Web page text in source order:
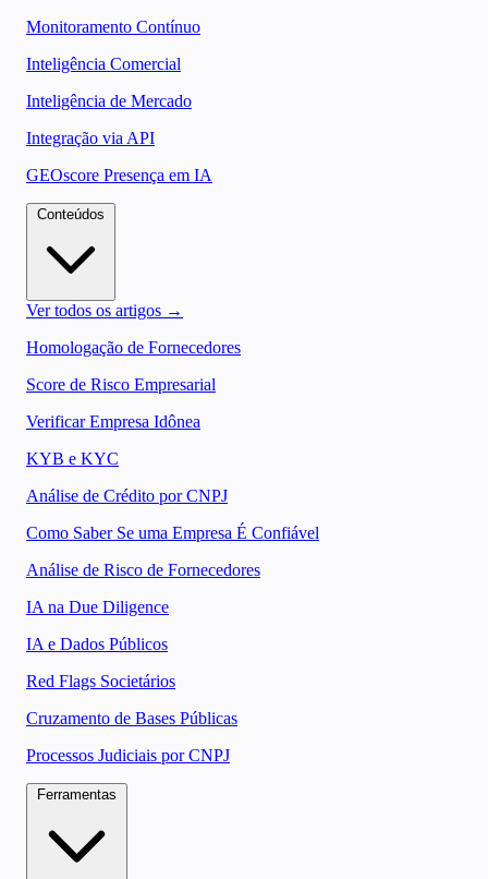
Monitoramento Contínuo
Inteligência Comercial
Inteligência de Mercado
Integração via API
GEOscore Presença em IA
Ver todos os artigos →
Homologação de Fornecedores
Score de Risco Empresarial
Verificar Empresa Idônea
KYB e KYC
Análise de Crédito por CNPJ
Como Saber Se uma Empresa É Confiável
Análise de Risco de Fornecedores
IA na Due Diligence
IA e Dados Públicos
Red Flags Societários
Cruzamento de Bases Públicas
Processos Judiciais por CNPJ